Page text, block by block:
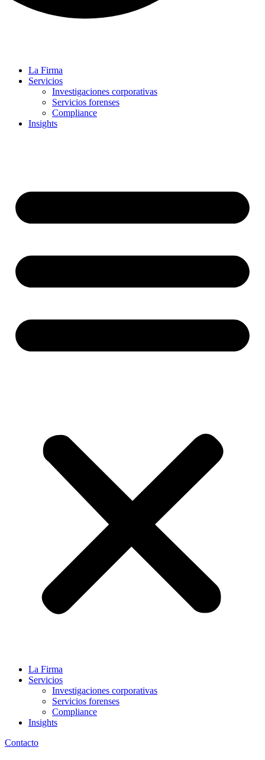
La Firma
Servicios
Investigaciones corporativas
Servicios forenses
Compliance
Insights
La Firma
Servicios
Investigaciones corporativas
Servicios forenses
Compliance
Insights
Contacto